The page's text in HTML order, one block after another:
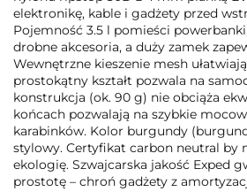
elektronikę, kable i gadżety przed
Pojemność 3.5 l pomieści
drobne akcesoria, a duży zamek
Wewnętrzne kieszenie mesh
prostokątny kształt pozwala na
konstrukcja (ok. 90 g) nie obciąża
końcach pozwalają na szybkie
karabinków. Kolor burgundy
stylowy. Certyfikat carbon neutral by
ekologię. Szwajcarska jakość Exped
prostotę – chroń gadżety z